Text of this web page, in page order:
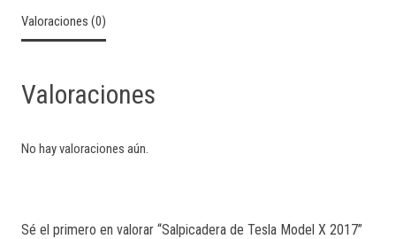
Valoraciones (0)
Valoraciones
No hay valoraciones aún.
Sé el primero en valorar “Salpicadera de Tesla Model X 2017”